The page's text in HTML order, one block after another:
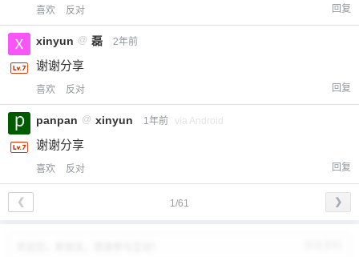
喜欢 反对 回复
xinyun @ 磊 2年前
谢谢分享
喜欢 反对 回复
panpan @ xinyun 1年前 via Android
谢谢分享
喜欢 反对 回复
1/61
❮ ❯